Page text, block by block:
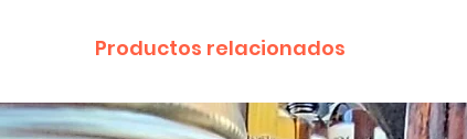
pedido. De lo
Defectos
se prueban
Productos relacionados